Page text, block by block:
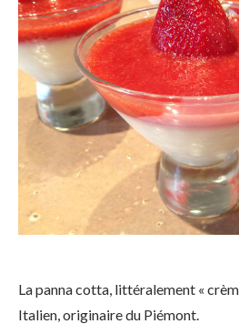
La panna cotta, littéralement «
Italien, originaire du Piémont.